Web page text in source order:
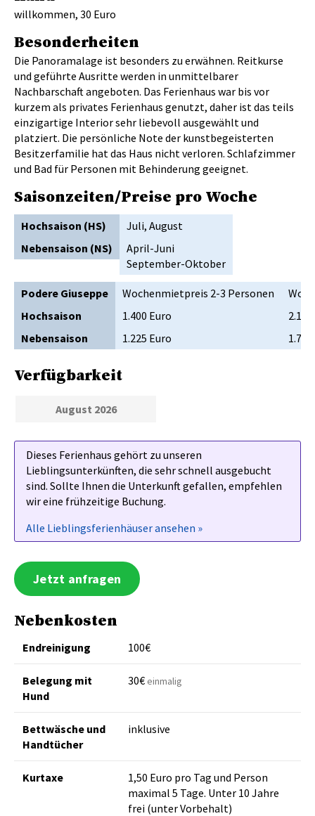
willkommen, 30 Euro
Besonderheiten
Die Panoramalage ist besonders zu erwähnen. Reitkurse
und geführte Ausritte werden in unmittelbarer
Nachbarschaft angeboten. Das Ferienhaus war bis vor
kurzem als privates Ferienhaus genutzt, daher ist das teils
einzigartige Interior sehr liebevoll ausgewählt und
platziert. Die persönliche Note der kunstbegeisterten
Besitzerfamilie hat das Haus nicht verloren. Schlafzimmer
und Bad für Personen mit Behinderung geeignet.
Saisonzeiten/Preise pro Woche
Hochsaison (HS)
Nebensaison (NS)
Juli, August
April-Juni
September-Oktober
Podere Giuseppe
Hochsaison
Nebensaison
Wochenmietpreis 2-3 Personen
1.400 Euro
1.225 Euro
Verfügbarkeit
August 2026
Dieses Ferienhaus gehört zu unseren
Lieblingsunterkünften, die sehr schnell ausgebucht
sind. Sollte Ihnen die Unterkunft gefallen, empfehlen
wir eine frühzeitige Buchung.
Alle Lieblingsferienhäuser ansehen »
Jetzt anfragen
Nebenkosten
Endreinigung 100€
Belegung mit
Hund
30€ einmalig
Bettwäsche und
Handtücher
inklusive
Kurtaxe
1,50 Euro pro Tag und Person
maximal 5 Tage. Unter 10 Jahre
frei (unter Vorbehalt)